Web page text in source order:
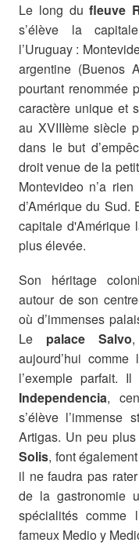
Le long dufleuve
s’élève la
l’Uruguay :
argentine (Buenos
pourtant renommée
caractère unique et
au XVIIIème siècle
dans le but
droit venue de la
Montevideo n’a
d’Amérique du Sud.
capitale d'Amérique
plus élevée.
Son héritage
autour de son
où d’immenses
Le palace Salvo
aujourd’hui
l’exemple parfait.
Independencia,
s’élève l’immense
Artigas. Un peu
Solis, font
il ne faudra pas
de la gastronomie
spécialités comme
fameux Medio y